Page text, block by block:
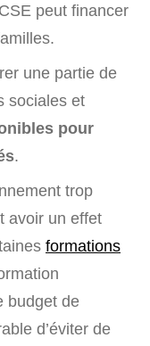
peut financer
une partie de
sociales et
pour
.
trop
avoir un effet
formations
budget de
d’éviter de